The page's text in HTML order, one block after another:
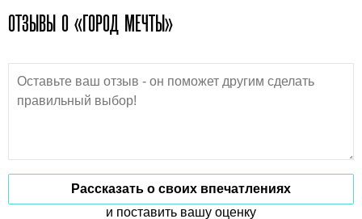
ОТЗЫВЫ О «ГОРОД МЕЧТЫ»
Рассказать о своих впечатлениях
и поставить вашу оценку